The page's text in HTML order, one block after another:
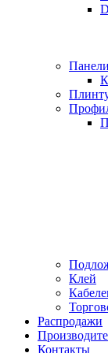
Клей
Распродажи
Контакты